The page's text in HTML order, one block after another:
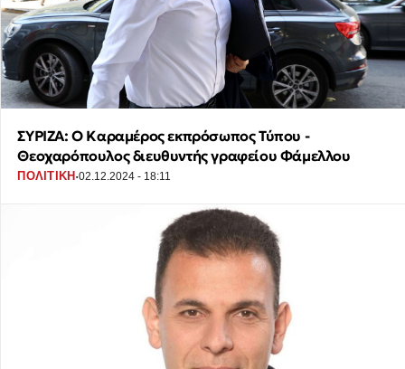
ΣΥΡΙΖΑ: Ο Καραμέρος εκπρόσωπος Τύπου -
Θεοχαρόπουλος διευθυντής γραφείου Φάμελλου
ΠΟΛΙΤΙΚΗ ·02.12.2024 - 18:11